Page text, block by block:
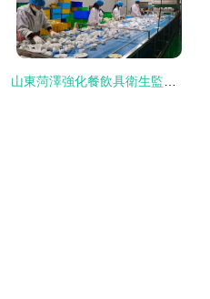
山東菏澤強化餐飲具衛生監管，筑牢群眾用餐安全防線